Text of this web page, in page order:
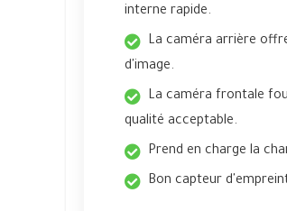
interne rapide.
La caméra arrière
d'image.
La caméra frontale
qualité acceptable.
Prend en charge la
Bon capteur